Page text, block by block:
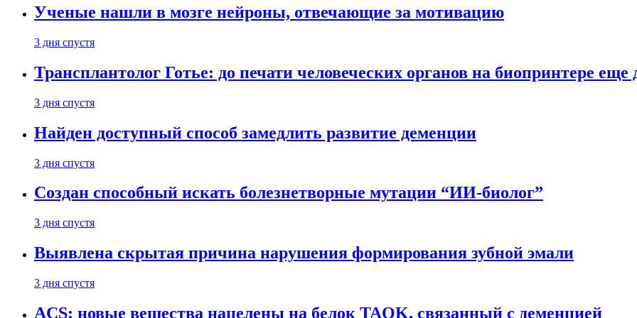
Ученые нашли в мозге нейроны, отвечающие за мотивацию
3 дня спустя
Трансплантолог Готье: до печати человеческих органов на биопринтере еще
3 дня спустя
Найден доступный способ замедлить развитие деменции
3 дня спустя
Создан способный искать болезнетворные мутации “ИИ-биолог”
3 дня спустя
Выявлена скрытая причина нарушения формирования зубной эмали
3 дня спустя
ACS: новые вещества нацелены на белок TAOK, связанный с деменцией